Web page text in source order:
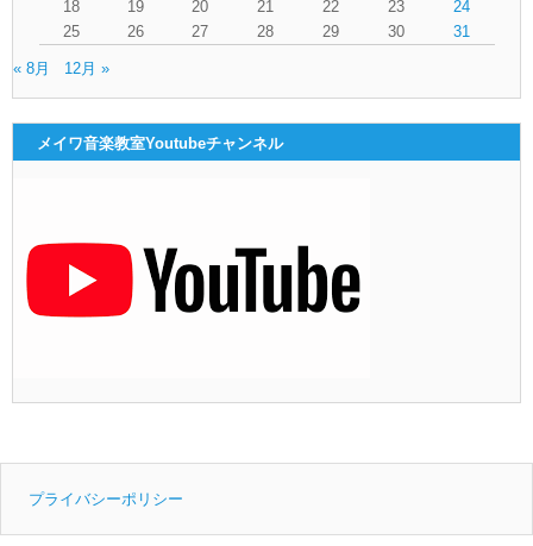
18
19 20 21 22 23
24
25
26 27 28 29 30 31
« 8月 12月 »
メイワ音楽教室Youtubeチャンネル
プライバシーポリシー